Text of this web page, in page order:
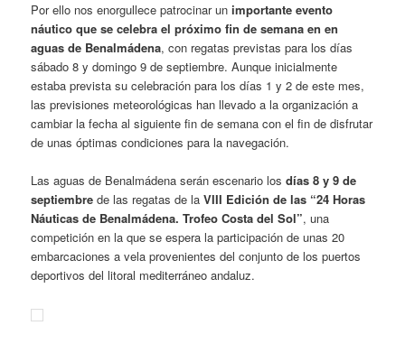
Por ello nos enorgullece patrocinar unimportante evento
náutico que se celebra el próximo fin de semana en en
aguas de Benalmádena, con regatas previstas para los días
sábado 8 y domingo 9 de septiembre. Aunque inicialmente
estaba prevista su celebración para los días 1 y 2 de este mes,
las previsiones meteorológicas han llevado a la organización a
cambiar la fecha al siguiente fin de semana con el fin de disfrutar
de unas óptimas condiciones para la navegación.
Las aguas de Benalmádena serán escenario losdías 8 y 9 de
septiembre de las regatas de laVIII Edición de las “24 Horas
Náuticas de Benalmádena. Trofeo Costa del Sol”, una
competición en la que se espera la participación de unas 20
embarcaciones a vela provenientes del conjunto de los puertos
deportivos del litoral mediterráneo andaluz.